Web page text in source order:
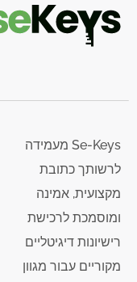
Se-Keys מעמידה
לרשותך כתובת
מקצועית, אמינה
ומוסמכת לרכישת
רישיונות דיגיטליים
מקוריים עבור מגוון